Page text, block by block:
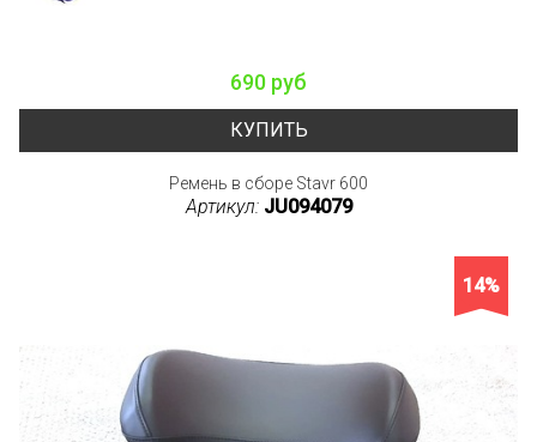
690 руб
КУПИТЬ
Ремень в сборе Stavr 600
Артикул: JU094079
14%